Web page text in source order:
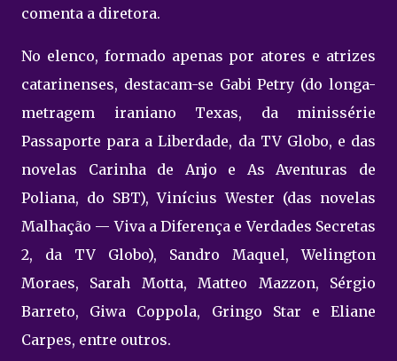
comenta a diretora.
No elenco, formado apenas por atores e atrizes
catarinenses, destacam-se Gabi Petry (do longa-
metragem iraniano Texas, da minissérie
Passaporte para a Liberdade, da TV Globo, e das
novelas Carinha de Anjo e As Aventuras de
Poliana, do SBT), Vinícius Wester (das novelas
Malhação — Viva a Diferença e Verdades Secretas
2, da TV Globo), Sandro Maquel, Welington
Moraes, Sarah Motta, Matteo Mazzon, Sérgio
Barreto, Giwa Coppola, Gringo Star e Eliane
Carpes, entre outros.